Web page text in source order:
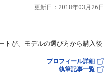
更新日： 2018年03月26日
トが、モデルの選び方から購入後
プロフィール詳細
執筆記事一覧